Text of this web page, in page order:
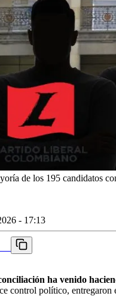
de los 195 candidatos
- 17:13
ha venido
control político,